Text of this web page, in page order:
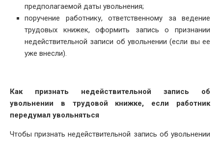
предполагаемой даты увольнения;
поручение работнику, ответственному за ведение
трудовых книжек, оформить запись о признании
недействительной записи об увольнении (если вы ее
уже внесли).
Как признать недействительной запись об
увольнении в трудовой книжке, если работник
передумал увольняться
Чтобы признать недействительной запись об увольнении